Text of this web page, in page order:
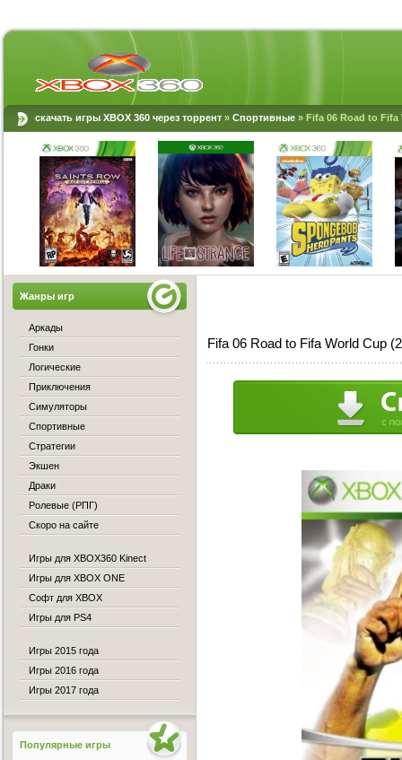
скачать игры XBOX 360 через торрент » Спортивные » Fifa 06 Road to Fifa
Fifa 06 Road to Fifa World Cup
Жанры игр
Аркады
Гонки
Логические
Приключения
Симуляторы
Спортивные
Стратегии
Экшен
Драки
Ролевые (РПГ)
Скоро на сайте
Игры для XBOX360 Kinect
Игры для XBOX ONE
Софт для XBOX
Игры для PS4
Игры 2015 года
Игры 2016 года
Игры 2017 года
Популярные игры